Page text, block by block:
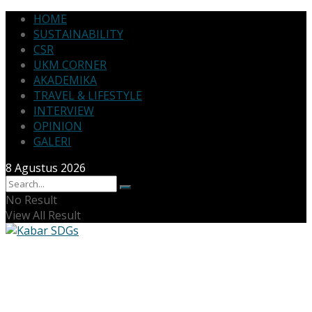
HOME
SUSTAINABILITY
CSR
UKM CORNER
AKADEMIKA
TRAVEL & LIFESTYLE
INTERVIEW
OPINION
GALERI
8 Agustus 2026
No Result
View All Result